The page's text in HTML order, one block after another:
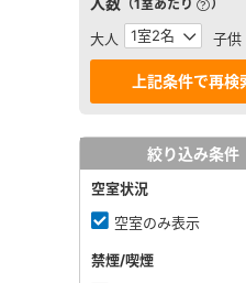
（1室あたり ）
大人 子供
絞り込み条件
空室状況
空室のみ表示
禁煙/喫煙